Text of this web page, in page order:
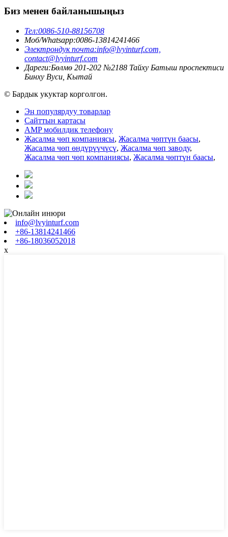
Биз менен байланышыңыз
Тел:0086-510-88156708
Моб/Whatsapp:0086-13814241466
Электрондук почта:info@lvyinturf.com,
contact@lvyinturf.com
Дареги:Бөлмө 201-202 №2188 Тайху Батыш проспектиси
Бинху Вуси, Кытай
© Бардык укуктар корголгон.
Эң популярдуу товарлар
Сайттын картасы
AMP мобилдик телефону
Жасалма чөп компаниясы, Жасалма чөптүн баасы,
Жасалма чөп өндүрүүчүсү, Жасалма чөп заводу,
Жасалма чөп чөп компаниясы, Жасалма чөптүн баасы,
info@lvyinturf.com
+86-13814241466
+86-18036052018
x